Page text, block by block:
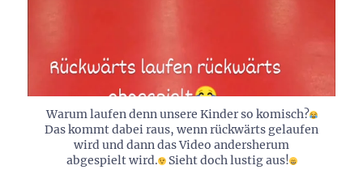
Warum laufen denn unsere Kinder so komisch?
Das kommt dabei raus, wenn rückwärts gelaufen
wird und dann das Video andersherum
abgespielt wird. Sieht doch lustig aus!